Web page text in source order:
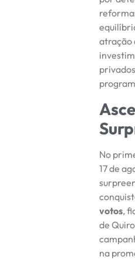
atração
No
17 de
votos,
de
na